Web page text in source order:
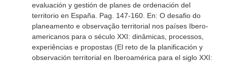
evaluación y gestión de planes de ordenación del
territorio en España. Pag. 147-160. En: O desafio do
planeamento e observação territorial nos países Ibero-
americanos para o século XXI: dinâmicas, processos,
experiências e propostas (El reto de la planificación y
observación territorial en Iberoamérica para el siglo XXI: